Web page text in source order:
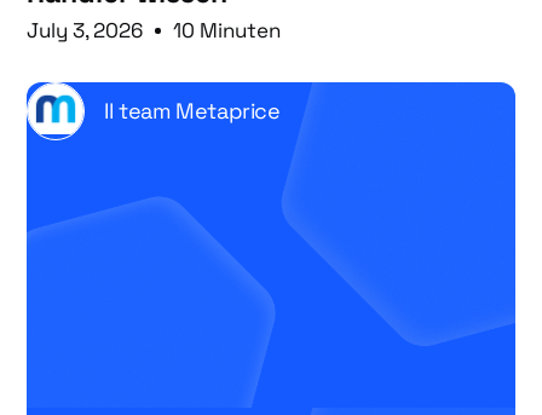
July 3, 2026 10 Minuten
Il team Metaprice